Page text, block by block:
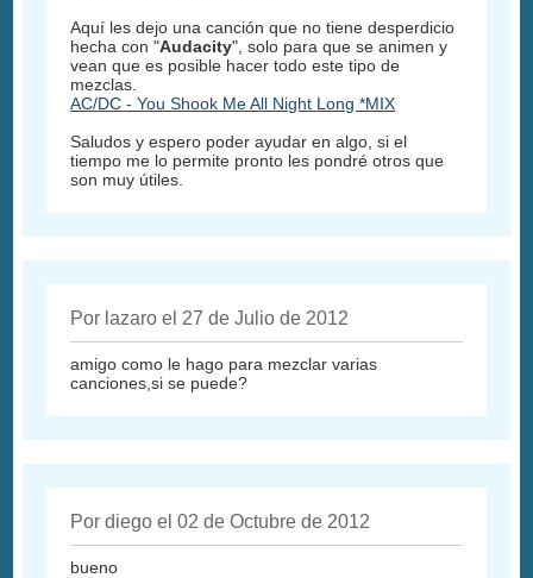
Aquí les dejo una canción que no tiene desperdicio
hecha con "Audacity", solo para que se animen y
vean que es posible hacer todo este tipo de
mezclas.
AC/DC - You Shook Me All Night Long *MIX
Saludos y espero poder ayudar en algo, si el
tiempo me lo permite pronto les pondré otros que
son muy útiles.
Por lazaro el 27 de Julio de 2012
amigo como le hago para mezclar varias
canciones,si se puede?
Por diego el 02 de Octubre de 2012
bueno